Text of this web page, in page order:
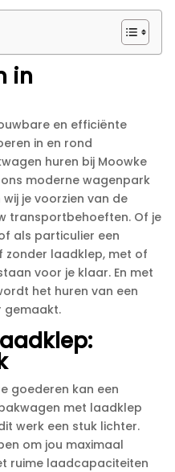
in
en efficiënte
in en rond
huren bij Moowke
moderne wagenpark
je voorzien van de
transportbehoeften.​ Of je
als particulier een
zonder laadklep, met of
voor je klaar.​ En met
het huren van een
gemaakt.​
goederen kan een
met laadklep
werk een stuk lichter.​
om jou maximaal
ruime laadcapaciteiten